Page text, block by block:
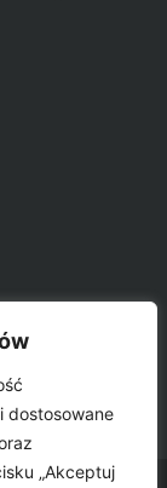
dostosowane
„Akceptuj